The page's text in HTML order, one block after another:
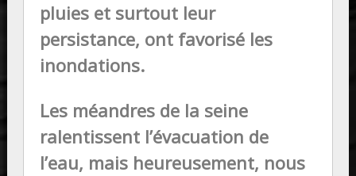
pluies et surtout leur
persistance, ont favorisé les
inondations.
Les méandres de la seine
ralentissent l’évacuation de
l’eau, mais heureusement, nous